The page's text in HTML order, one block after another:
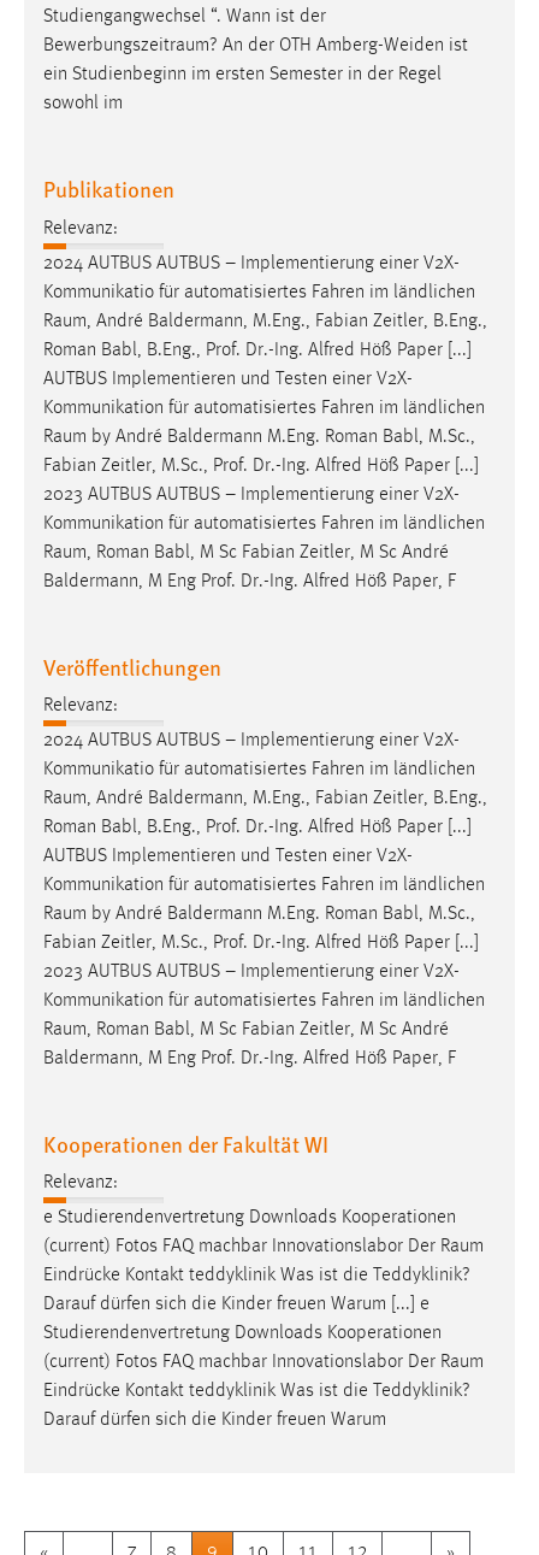
Studiengangwechsel “. Wann ist der
Bewerbungszeitraum? An der OTH Amberg-Weiden ist
ein Studienbeginn im ersten Semester in der Regel
sowohl im
Publikationen
Relevanz:
2024 AUTBUS AUTBUS – Implementierung einer V2X-
Kommunikatio für automatisiertes Fahren im ländlichen
Raum, André Baldermann, M.Eng., Fabian Zeitler, B.Eng.,
Roman Babl, B.Eng., Prof. Dr.-Ing. Alfred Höß Paper [...]
AUTBUS Implementieren und Testen einer V2X-
Kommunikation für automatisiertes Fahren im ländlichen
Raum by André Baldermann M.Eng. Roman Babl, M.Sc.,
Fabian Zeitler, M.Sc., Prof. Dr.-Ing. Alfred Höß Paper [...]
2023 AUTBUS AUTBUS – Implementierung einer V2X-
Kommunikation für automatisiertes Fahren im ländlichen
Raum, Roman Babl, M Sc Fabian Zeitler, M Sc André
Baldermann, M Eng Prof. Dr.-Ing. Alfred Höß Paper, F
Veröffentlichungen
Relevanz:
2024 AUTBUS AUTBUS – Implementierung einer V2X-
Kommunikatio für automatisiertes Fahren im ländlichen
Raum, André Baldermann, M.Eng., Fabian Zeitler, B.Eng.,
Roman Babl, B.Eng., Prof. Dr.-Ing. Alfred Höß Paper [...]
AUTBUS Implementieren und Testen einer V2X-
Kommunikation für automatisiertes Fahren im ländlichen
Raum by André Baldermann M.Eng. Roman Babl, M.Sc.,
Fabian Zeitler, M.Sc., Prof. Dr.-Ing. Alfred Höß Paper [...]
2023 AUTBUS AUTBUS – Implementierung einer V2X-
Kommunikation für automatisiertes Fahren im ländlichen
Raum, Roman Babl, M Sc Fabian Zeitler, M Sc André
Baldermann, M Eng Prof. Dr.-Ing. Alfred Höß Paper, F
Kooperationen der Fakultät WI
Relevanz:
e Studierendenvertretung Downloads Kooperationen
(current) Fotos FAQ machbar Innovationslabor Der Raum
Eindrücke Kontakt teddyklinik Was ist die Teddyklinik?
Darauf dürfen sich die Kinder freuen Warum [...] e
Studierendenvertretung Downloads Kooperationen
(current) Fotos FAQ machbar Innovationslabor Der Raum
Eindrücke Kontakt teddyklinik Was ist die Teddyklinik?
Darauf dürfen sich die Kinder freuen Warum